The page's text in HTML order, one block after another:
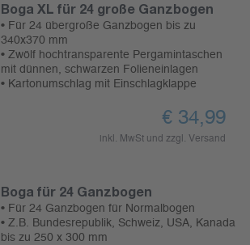
Boga XL für 24 große Ganzbogen
• Für 24 übergroße Ganzbogen bis zu
340x370 mm
• Zwölf hochtransparente Pergamintaschen
mit dünnen, schwarzen Folieneinlagen
• Kartonumschlag mit Einschlagklappe
€ 34,99
inkl. MwSt und zzgl. Versand
Boga für 24 Ganzbogen
• Für 24 Ganzbogen für Normalbogen
• Z.B. Bundesrepublik, Schweiz, USA, Kanada
bis zu 250 x 300 mm